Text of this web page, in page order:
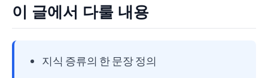
이 글에서 다룰 내용
지식 증류의 한 문장 정의